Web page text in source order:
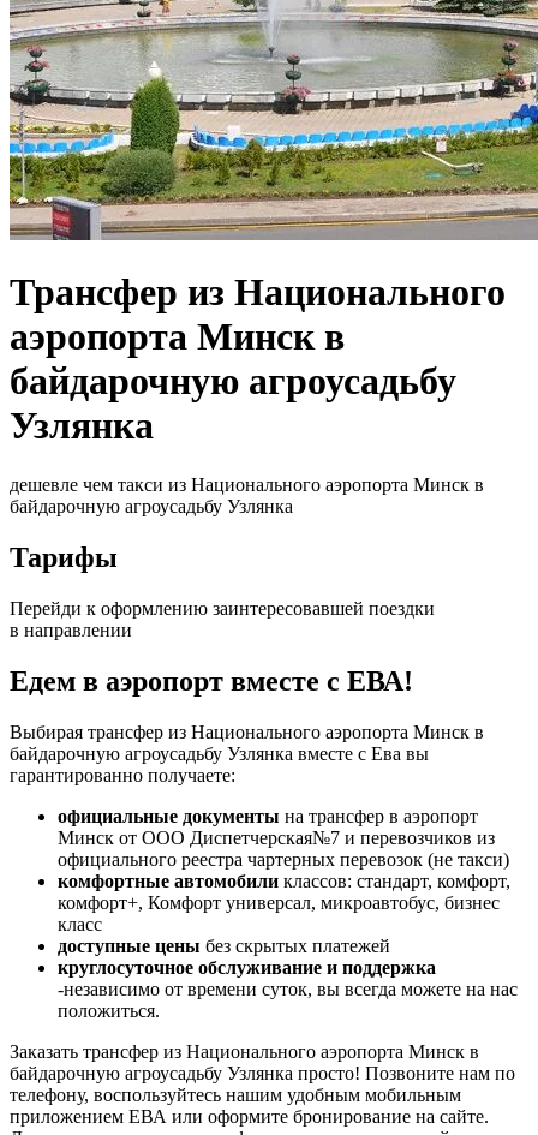
Трансфер из Национального
аэропорта Минск в
байдарочную агроусадьбу
Узлянка
дешевле чем такси из Национального аэропорта Минск в
байдарочную агроусадьбу Узлянка
Тарифы
Перейди к оформлению заинтересовавшей поездки
в направлении
Едем в аэропорт вместе с ЕВА!
Выбирая трансфер из Национального аэропорта Минск в
байдарочную агроусадьбу Узлянка вместе с Ева вы
гарантированно получаете:
официальные документы на трансфер в аэропорт
Минск от ООО Диспетчерская№7 и перевозчиков из
официального реестра чартерных перевозок (не такси)
комфортные автомобили классов: стандарт, комфорт,
комфорт+, Комфорт универсал, микроавтобус, бизнес
класс
доступные цены без скрытых платежей
круглосуточное обслуживание и поддержка
-независимо от времени суток, вы всегда можете на нас
положиться.
Заказать трансфер из Национального аэропорта Минск в
байдарочную агроусадьбу Узлянка просто! Позвоните нам по
телефону, воспользуйтесь нашим удобным мобильным
приложением ЕВА или оформите бронирование на сайте.